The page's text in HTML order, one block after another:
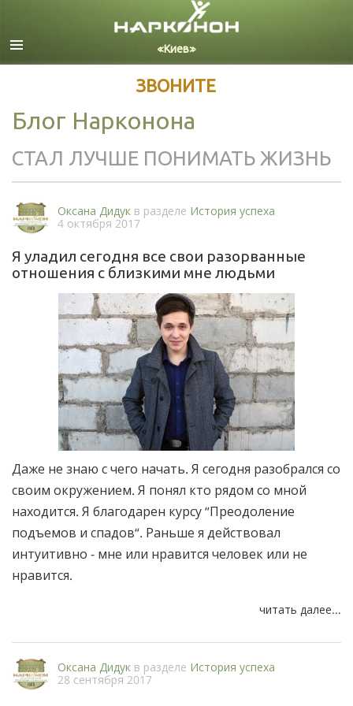
Русский
ЗВОНИТЕ
Блог Нарконона
СТАЛ ЛУЧШЕ ПОНИМАТЬ ЖИЗНЬ
Оксана Дидук в разделе История успеха
4 октября 2017
Я уладил сегодня все свои разорванные
отношения с близкими мне людьми
Даже не знаю с чего начать. Я сегодня разобрался со
своим окружением. Я понял кто рядом со мной
находится. Я благодарен курсу “Преодоление
подъемов и спадов“. Раньше я действовал
интуитивно - мне или нравится человек или не
нравится.
читать далее...
Оксана Дидук в разделе История успеха
28 сентября 2017